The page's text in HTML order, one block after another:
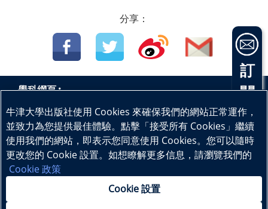
分享：
學科網頁 :
中國語文 | 英國語文 數學 科學 | 物理 | 生物
| 地理 | 幼兒教育 |
© 本網站版權為牛津大學出版社﹝中國﹞有限公司所有
私隱政策 |
訂
閱
電
子
通
訊
牛津大學出版社使用 Cookies 來確保我們的網站正常運作，
並致力為您提供最佳體驗。點擊「接受所有 Cookies」繼續
使用我們的網站，即表示您同意使用 Cookies。您可以隨時
更改您的 Cookie 設置。如想瞭解更多信息，請瀏覽我們的
Cookie 政策
Cookie 設置